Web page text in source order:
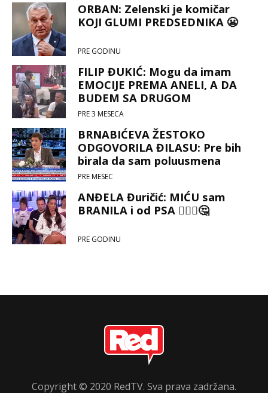
ORBAN: Zelenski je komičar
KOJI GLUMI PREDSEDNIKA 😬
PRE GODINU
FILIP ĐUKIĆ: Mogu da imam
EMOCIJE PREMA ANELI, A DA
BUDEM SA DRUGOM
DEVOJKOM 🙈🙉🙊
PRE 3 MESECA
BRNABIĆEVA ŽESTOKO
ODGOVORILA ĐILASU: Pre bih
birala da sam poluusmena
umesto da sam jadni i bedni
PRE MESEC
ANĐELA Đuričić: MIĆU sam
BRANILA i od PSA 🙋🏼‍♀️🤔
PRE GODINU
Copyright © 2020 RedTV. Sva prava zadržana.